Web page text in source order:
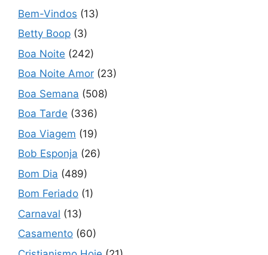
Bem-Vindos (13)
Betty Boop (3)
Boa Noite (242)
Boa Noite Amor (23)
Boa Semana (508)
Boa Tarde (336)
Boa Viagem (19)
Bob Esponja (26)
Bom Dia (489)
Bom Feriado (1)
Carnaval (13)
Casamento (60)